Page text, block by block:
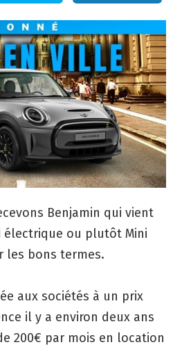
Benjamin qui vient
électrique ou plutôt Mini
les bons termes.
aux sociétés à un prix
il y a environ deux ans
200€ par mois en location